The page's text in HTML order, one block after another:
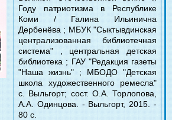
Году патриотизма в Республике
Коми / Галина Ильинична
Дербенёва ; МБУК "Сыктывдинская
централизованная библиотечная
система" , центральная детская
библиотека ; ГАУ "Редакция газеты
"Наша жизнь" ; МБОДО "Детская
школа художественного ремесла"
с. Выльгорт; сост. О.А. Торлопова,
А.А. Одинцова. - Выльгорт, 2015. -
80 с.